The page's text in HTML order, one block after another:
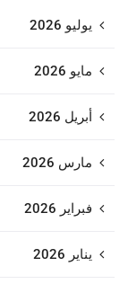
يوليو 2026
مايو 2026
أبريل 2026
مارس 2026
فبراير 2026
يناير 2026